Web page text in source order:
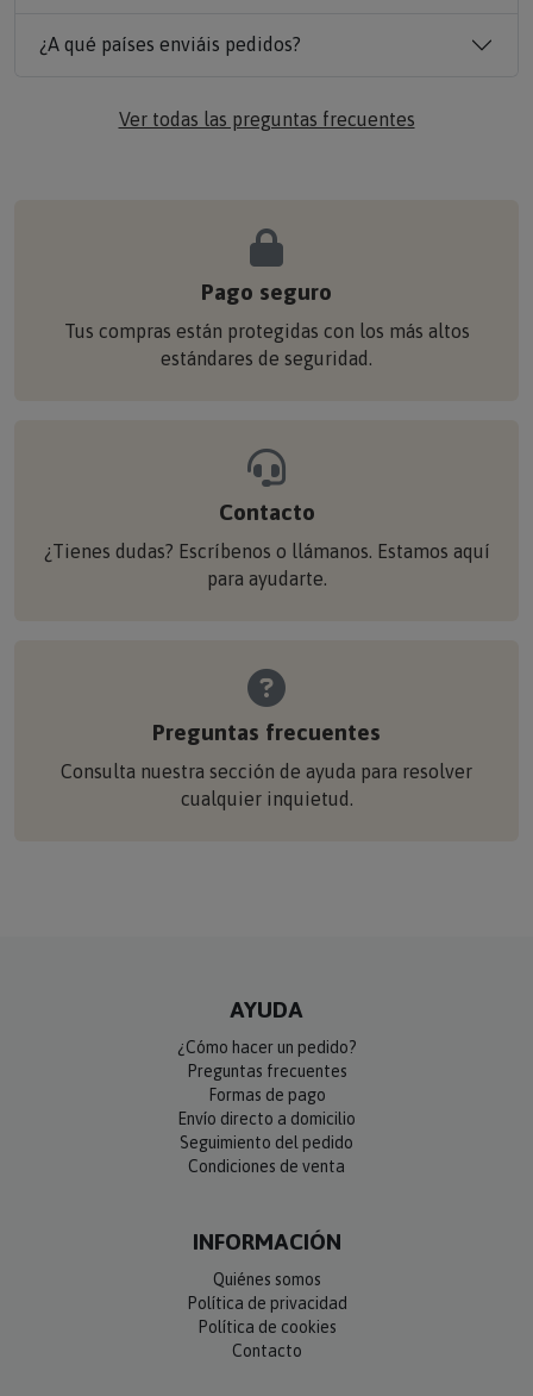
¿A qué países enviáis pedidos?
Ver todas las preguntas frecuentes
Pago seguro
Tus compras están protegidas con los más altos
estándares de seguridad.
Contacto
¿Tienes dudas? Escríbenos o llámanos. Estamos aquí
para ayudarte.
Preguntas frecuentes
Consulta nuestra sección de ayuda para resolver
cualquier inquietud.
AYUDA
¿Cómo hacer un pedido?
Preguntas frecuentes
Formas de pago
Envío directo a domicilio
Seguimiento del pedido
Condiciones de venta
INFORMACIÓN
Quiénes somos
Política de privacidad
Política de cookies
Contacto